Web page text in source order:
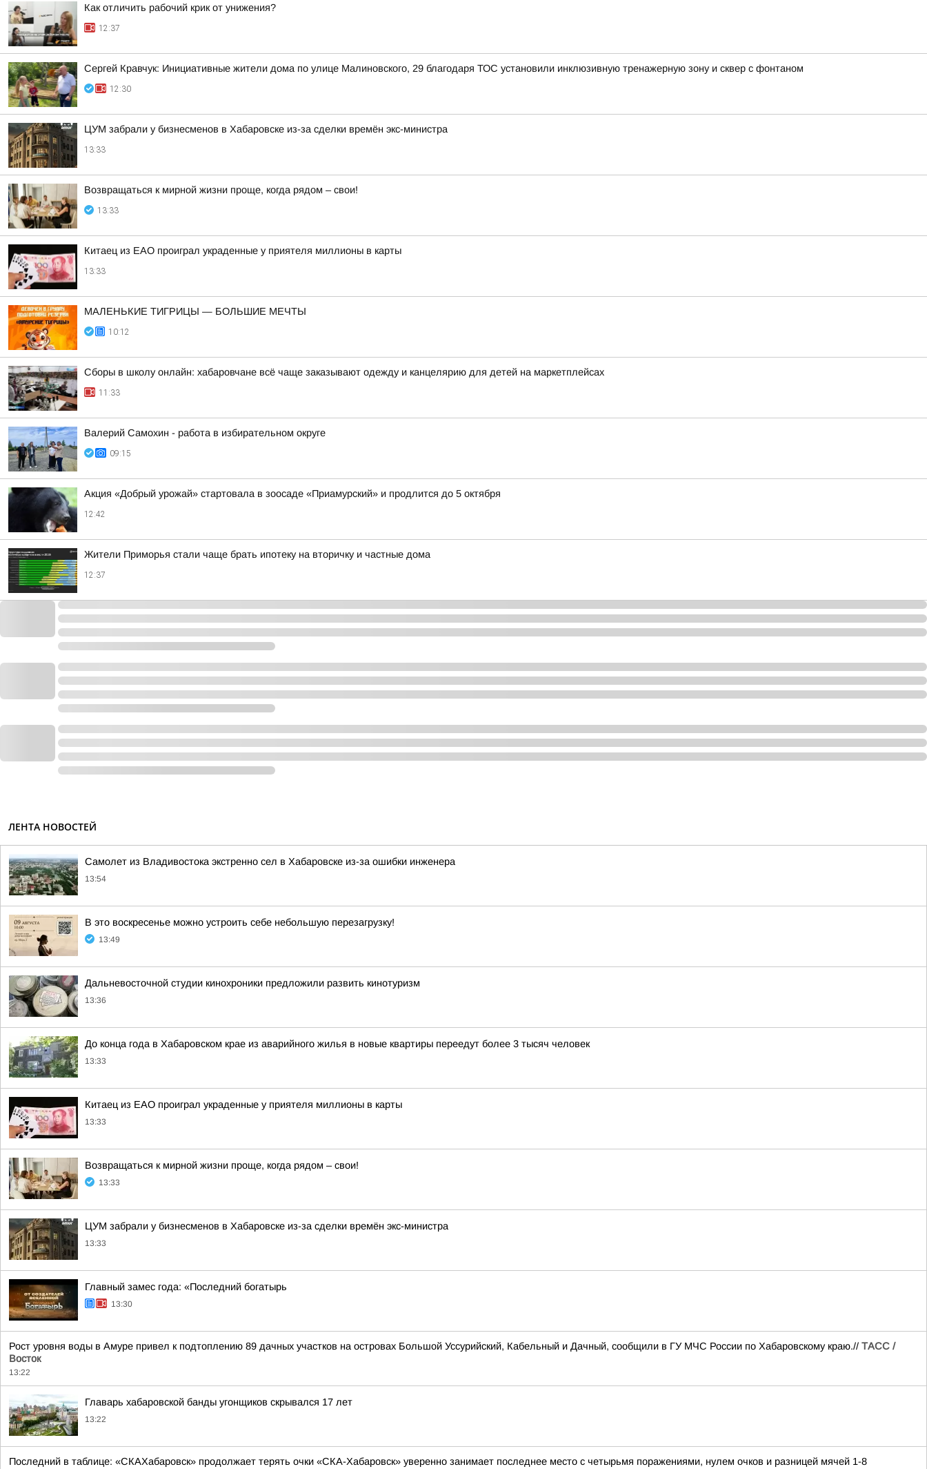
Как отличить рабочий крик от унижения?
12:37
Сергей Кравчук: Инициативные жители дома по улице Малиновского, 29 благодаря ТОС установили инклюзивную тренажерную зону и сквер с фонтаном
12:30
ЦУМ забрали у бизнесменов в Хабаровске из-за сделки времён экс-министра
13:33
Возвращаться к мирной жизни проще, когда рядом – свои!
13:33
Китаец из ЕАО проиграл украденные у приятеля миллионы в карты
13:33
МАЛЕНЬКИЕ ТИГРИЦЫ — БОЛЬШИЕ МЕЧТЫ
10:12
Сборы в школу онлайн: хабаровчане всё чаще заказывают одежду и канцелярию для детей на маркетплейсах
11:33
Валерий Самохин - работа в избирательном округе
09:15
Акция «Добрый урожай» стартовала в зоосаде «Приамурский» и продлится до 5 октября
12:42
Жители Приморья стали чаще брать ипотеку на вторичку и частные дома
12:37
ЛЕНТА НОВОСТЕЙ
Самолет из Владивостока экстренно сел в Хабаровске из-за ошибки инженера
13:54
В это воскресенье можно устроить себе небольшую перезагрузку!
13:49
Дальневосточной студии кинохроники предложили развить кинотуризм
13:36
До конца года в Хабаровском крае из аварийного жилья в новые квартиры переедут более 3 тысяч человек
13:33
Китаец из ЕАО проиграл украденные у приятеля миллионы в карты
13:33
Возвращаться к мирной жизни проще, когда рядом – свои!
13:33
ЦУМ забрали у бизнесменов в Хабаровске из-за сделки времён экс-министра
13:33
Главный замес года: «Последний богатырь
13:30
Рост уровня воды в Амуре привел к подтоплению 89 дачных участков на островах Большой Уссурийский, Кабельный и Дачный, сообщили в ГУ МЧС России по Хабаровскому краю.// ТАСС /
Восток
13:22
Главарь хабаровской банды угонщиков скрывался 17 лет
13:22
Последний в таблице: «СКАХабаровск» продолжает терять очки «СКА-Хабаровск» уверенно занимает последнее место с четырьмя поражениями, нулем очков и разницей мячей 1-8